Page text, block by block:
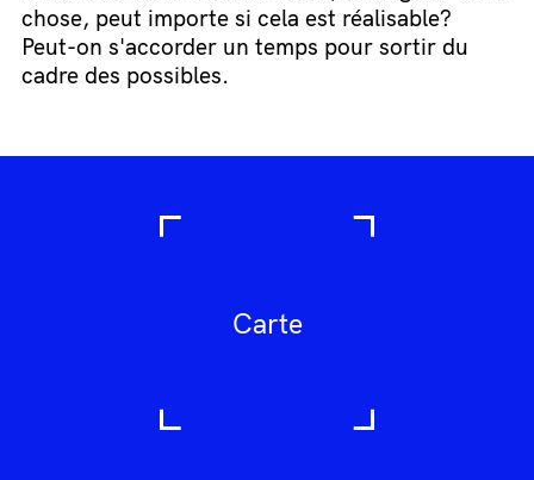
chose, peut importe si cela est réalisable?
Peut-on s'accorder un temps pour sortir du
cadre des possibles.
Carte